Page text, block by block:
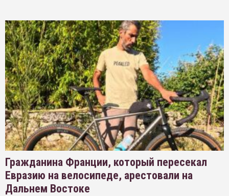
Гражданина Франции, который пересекал
Евразию на велосипеде, арестовали на
Дальнем Востоке